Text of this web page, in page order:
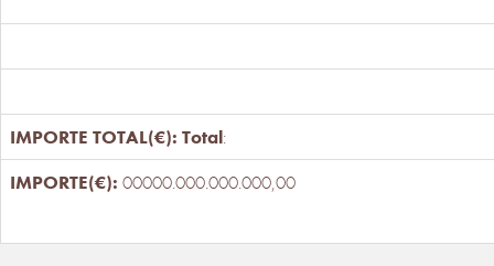
Total:
00000.000.000.000,00